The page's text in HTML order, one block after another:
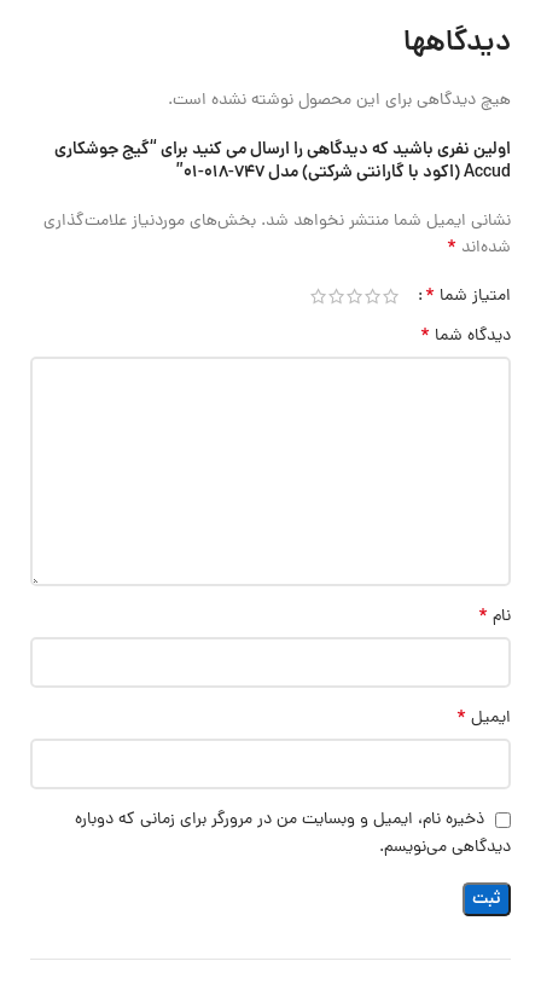
دیدگاهها
هیچ دیدگاهی برای این محصول نوشته نشده است.
اولین نفری باشید که دیدگاهی را ارسال می کنید برای “گیج جوشکاری
Accud (اکود با گارانتی شرکتی) مدل 747-018-01”
نشانی ایمیل شما منتشر نخواهد شد. بخش‌های موردنیاز علامت‌گذاری
شده‌اند *
امتیاز شما *
دیدگاه شما *
نام *
ایمیل *
ذخیره نام، ایمیل و وبسایت من در مرورگر برای زمانی که دوباره
دیدگاهی می‌نویسم.